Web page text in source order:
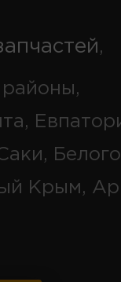
,
Крым,